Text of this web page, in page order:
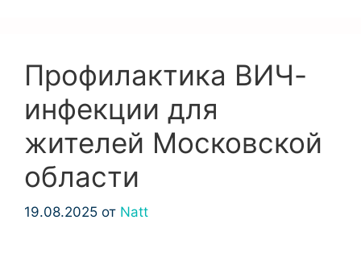
Профилактика ВИЧ-
инфекции для
жителей Московской
области
19.08.2025 от Natt